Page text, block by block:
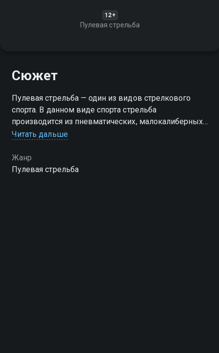
12+
Пулевая стрельба
Сюжет
Пулевая стрельба — один из видов стрелкового
спорта. В данном виде спорта стрельба
производится из пневматических, малокалиберных
и крупнокалиберных винтовок и пистолетов
Читать дальше
Жанр
Пулевая стрельба